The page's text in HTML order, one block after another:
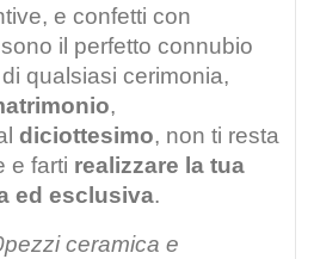
e confetti con
il perfetto connubio
qualsiasi cerimonia,
,
diciottesimo, non ti resta
e farti realizzare la tua
ed esclusiva.
ceramica e